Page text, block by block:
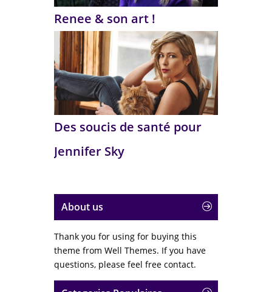
Renee & son art !
Des soucis de santé pour
Jennifer Sky
About us
Thank you for using for buying this
theme from Well Themes. If you have
questions, please feel free contact.